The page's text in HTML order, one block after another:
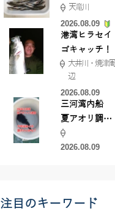
す！天竜川
2026.08.09
港湾ヒラセイ
ゴキャッチ！
大井川・焼津周
辺
2026.08.09
三河湾内船
夏アオリ調
査！
2026.08.09
注目のキーワード